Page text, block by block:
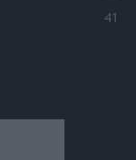
41